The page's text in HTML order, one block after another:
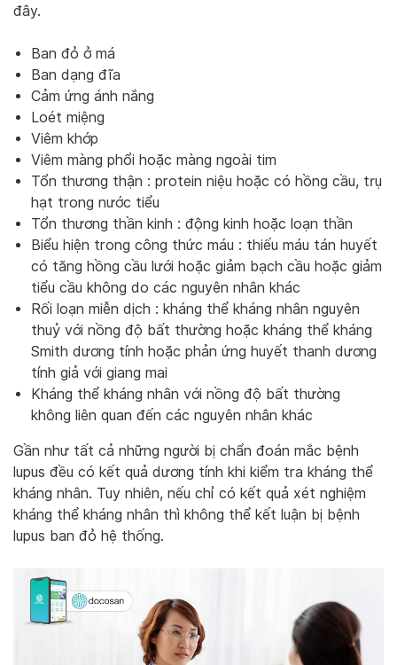
đây.
Ban đỏ ở má
Ban dạng đĩa
Cảm ứng ánh nắng
Loét miệng
Viêm khớp
Viêm màng phổi hoặc màng ngoài tim
Tổn thương thận : protein niệu hoặc có hồng cầu, trụ
hạt trong nước tiểu
Tổn thương thần kinh : động kinh hoặc loạn thần
Biểu hiện trong công thức máu : thiếu máu tán huyết
có tăng hồng cầu lưới hoặc giảm bạch cầu hoặc giảm
tiểu cầu không do các nguyên nhân khác
Rối loạn miễn dịch : kháng thể kháng nhân nguyên
thuỷ với nồng độ bất thường hoặc kháng thể kháng
Smith dương tính hoặc phản ứng huyết thanh dương
tính giả với giang mai
Kháng thể kháng nhân với nồng độ bất thường
không liên quan đến các nguyên nhân khác
Gần như tất cả những người bị chẩn đoán mắc bệnh
lupus đều có kết quả dương tính khi kiểm tra kháng thể
kháng nhân. Tuy nhiên, nếu chỉ có kết quả xét nghiệm
kháng thể kháng nhân thì không thể kết luận bị bệnh
lupus ban đỏ hệ thống.